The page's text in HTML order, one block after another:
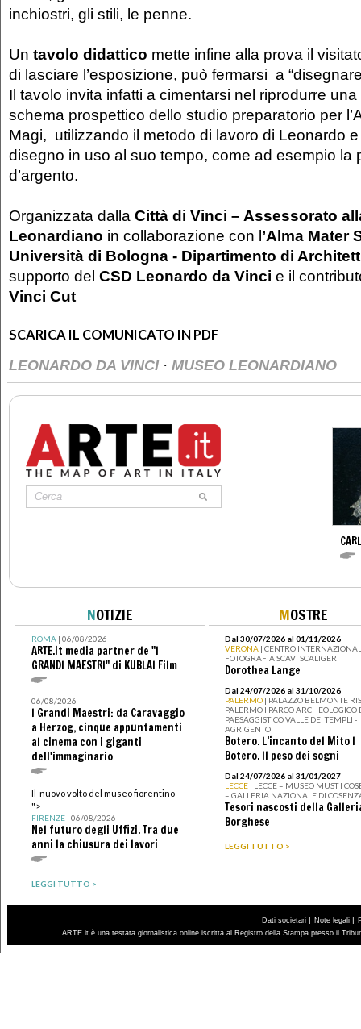
inchiostri, gli stili, le penne.
Un tavolo didattico mette infine alla prova il
di lasciare l’esposizione, può fermarsi a
Il tavolo invita infatti a cimentarsi nel riprodurre
schema prospettico dello studio preparatorio per
Magi, utilizzando il metodo di lavoro di Leonardo
disegno in uso al suo tempo, come ad esempio la
d’argento.
Organizzata dalla Città di Vinci – Assessorato
Leonardiano in collaborazione con l’Alma Mater
Università di Bologna - Dipartimento di
supporto del CSD Leonardo da Vinci e il
Vinci Cut
SCARICA IL COMUNICATO IN PDF
LEONARDO DA VINCI · MUSEO LEONARDIANO
NOTIZIE
ROMA| 06/08/2026
ARTE.it media partner de "I
GRANDI MAESTRI" di KUBLAI Film
06/08/2026
I Grandi Maestri: da Caravaggio
a Herzog, cinque appuntamenti
al cinema con i giganti
dell'immaginario
Il nuovo volto del museo fiorentino
">
FIRENZE| 06/08/2026
Nel futuro degli Uffizi. Tra due
anni la chiusura dei lavori
LEGGI TUTTO >
MOSTRE
Dal 30/07/2026 al 01/11/2026
VERONA | CENTRO
FOTOGRAFIA SCAVI SCALIGERI
Dorothea Lange
Dal 24/07/2026 al 31/10/2026
PALERMO | PALAZZO BELMONTE
PALERMO I PARCO ARCHEOLOGICO
PAESAGGISTICO VALLE DEI TEMPLI -
AGRIGENTO
Botero. L’incanto del Mito I
Botero. Il peso dei sogni
Dal 24/07/2026 al 31/01/2027
LECCE | LECCE – MUSEO MUST I
– GALLERIA NAZIONALE DI
Tesori nascosti della
Borghese
LEGGI TUTTO >
Dati societari | Note legali |
ARTE.it è una testata giornalistica online iscritta al Registro della Stampa presso il